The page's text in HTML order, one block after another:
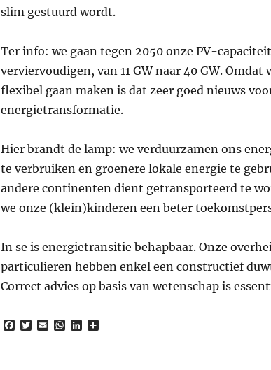
slim gestuurd wordt.
Ter info: we gaan tegen 2050 onze PV-
verviervoudigen, van 11 GW naar 40 GW. Omdat
flexibel gaan maken is dat zeer goed nieuws
energietransformatie.
Hier brandt de lamp: we verduurzamen ons
te verbruiken en groenere lokale energie te
andere continenten dient getransporteerd te
we onze (klein)kinderen een beter
In se is energietransitie behapbaar. Onze
particulieren hebben enkel een constructief
Correct advies op basis van wetenschap is
F
T
E
W L
D